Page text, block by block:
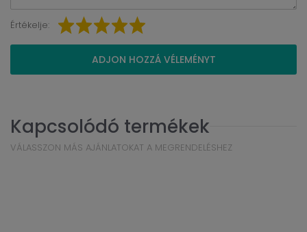
Értékelje:
ADJON HOZZÁ VÉLEMÉNYT
Kapcsolódó termékek
VÁLASSZON MÁS AJÁNLATOKAT A MEGRENDELÉSHEZ